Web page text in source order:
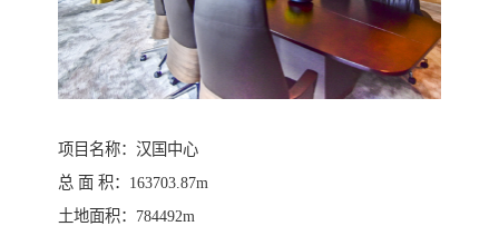
项目名称：汉国中心
总 面 积：163703.87m
土地面积：784492m